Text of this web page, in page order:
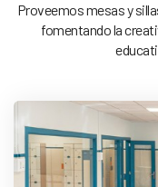
Proveemos mesas y
fomentando la